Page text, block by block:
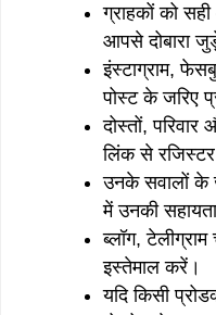
ग्राहकों को
आपसे दोबारा
इंस्टाग्राम,
पोस्ट के जरिए
दोस्तों,
लिंक से
उनके सवालों के
में उनकी
ब्लॉग,
इस्तेमाल करें।
यदि किसी